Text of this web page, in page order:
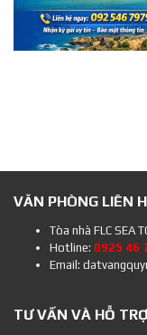
VĂN PHÒNG LIÊN
Tòa nhà FLC SEA
Hotline: 0925 46
Email:
TƯ VẤN VÀ HỖ